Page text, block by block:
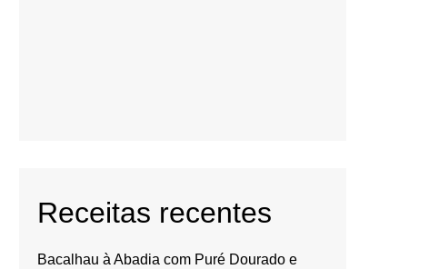
Receitas recentes
Bacalhau à Abadia com Puré Dourado e